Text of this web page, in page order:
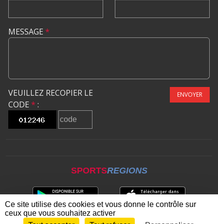
MESSAGE *
VEUILLEZ RECOPIER LE
CODE * :
ENVOYER
SPORTSREGIONS
Ce site utilise des cookies et vous donne le contrôle sur
ceux que vous souhaitez activer